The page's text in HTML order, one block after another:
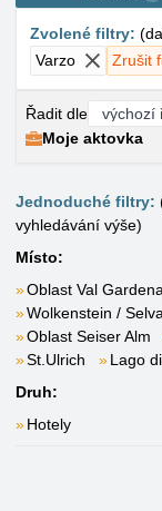
Zvolené filtry: (
Varzo
Zrušit
Řadit dle
Moje aktovka
Jednoduché filtry:
vyhledávání výše)
Místo:
Oblast Val Gardena
Wolkenstein /
Oblast Seiser Alm
St.Ulrich
Lago
Druh:
Hotely